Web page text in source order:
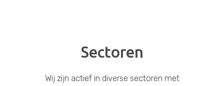
Sectoren
Wij zijn actief in diverse sectoren met